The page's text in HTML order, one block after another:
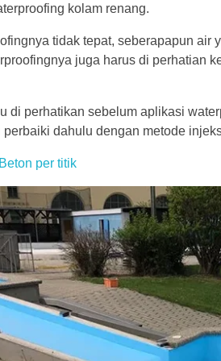
kolam renang.
tidak tepat, seberapapun
juga harus di perhatian
di perhatikan sebelum aplikasi
dahulu dengan metode
per titik